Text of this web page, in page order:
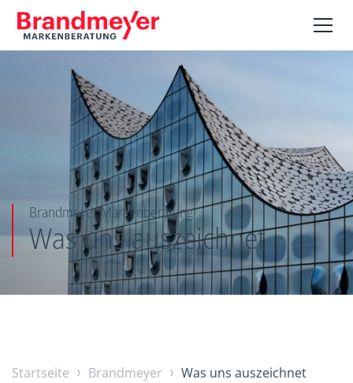
Brandmeyer Markenberatung
Was uns auszeichnet
Startseite Brandmeyer Was uns auszeichnet